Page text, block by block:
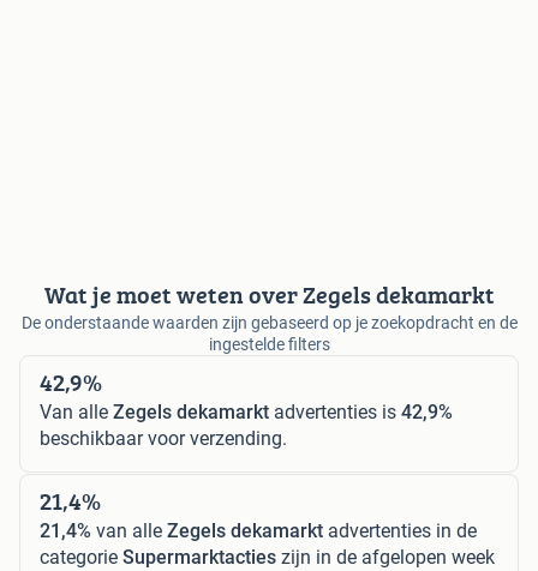
Wat je moet weten over Zegels dekamarkt
De onderstaande waarden zijn gebaseerd op je zoekopdracht en de
ingestelde filters
42,9%
Van alle Zegels dekamarkt advertenties is 42,9%
beschikbaar voor verzending.
21,4%
21,4% van alle Zegels dekamarkt advertenties in de
categorie Supermarktacties zijn in de afgelopen week